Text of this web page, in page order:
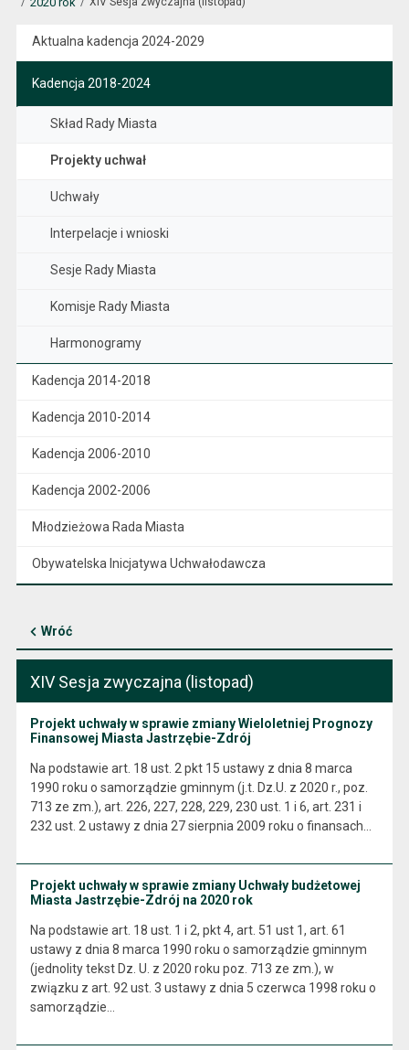
Aktualna kadencja 2024-2029
Kadencja 2018-2024
Skład Rady Miasta
Projekty uchwał
Uchwały
Interpelacje i wnioski
Sesje Rady Miasta
Komisje Rady Miasta
Harmonogramy
Kadencja 2014-2018
Kadencja 2010-2014
Kadencja 2006-2010
Kadencja 2002-2006
Młodzieżowa Rada Miasta
Obywatelska Inicjatywa Uchwałodawcza
Wróć
XIV Sesja zwyczajna (listopad)
Projekt uchwały w sprawie zmiany Wieloletniej Prognozy
Finansowej Miasta Jastrzębie-Zdrój
Na podstawie art. 18 ust. 2 pkt 15 ustawy z dnia 8 marca
1990 roku o samorządzie gminnym (j.t. Dz.U. z 2020 r., poz.
713 ze zm.), art. 226, 227, 228, 229, 230 ust. 1 i 6, art. 231 i
232 ust. 2 ustawy z dnia 27 sierpnia 2009 roku o finansach…
Projekt uchwały w sprawie zmiany Uchwały budżetowej
Miasta Jastrzębie-Zdrój na 2020 rok
Na podstawie art. 18 ust. 1 i 2, pkt 4, art. 51 ust 1, art. 61
ustawy z dnia 8 marca 1990 roku o samorządzie gminnym
(jednolity tekst Dz. U. z 2020 roku poz. 713 ze zm.), w
związku z art. 92 ust. 3 ustawy z dnia 5 czerwca 1998 roku o
samorządzie…